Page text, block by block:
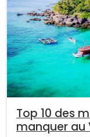
Top 10 des
manquer au